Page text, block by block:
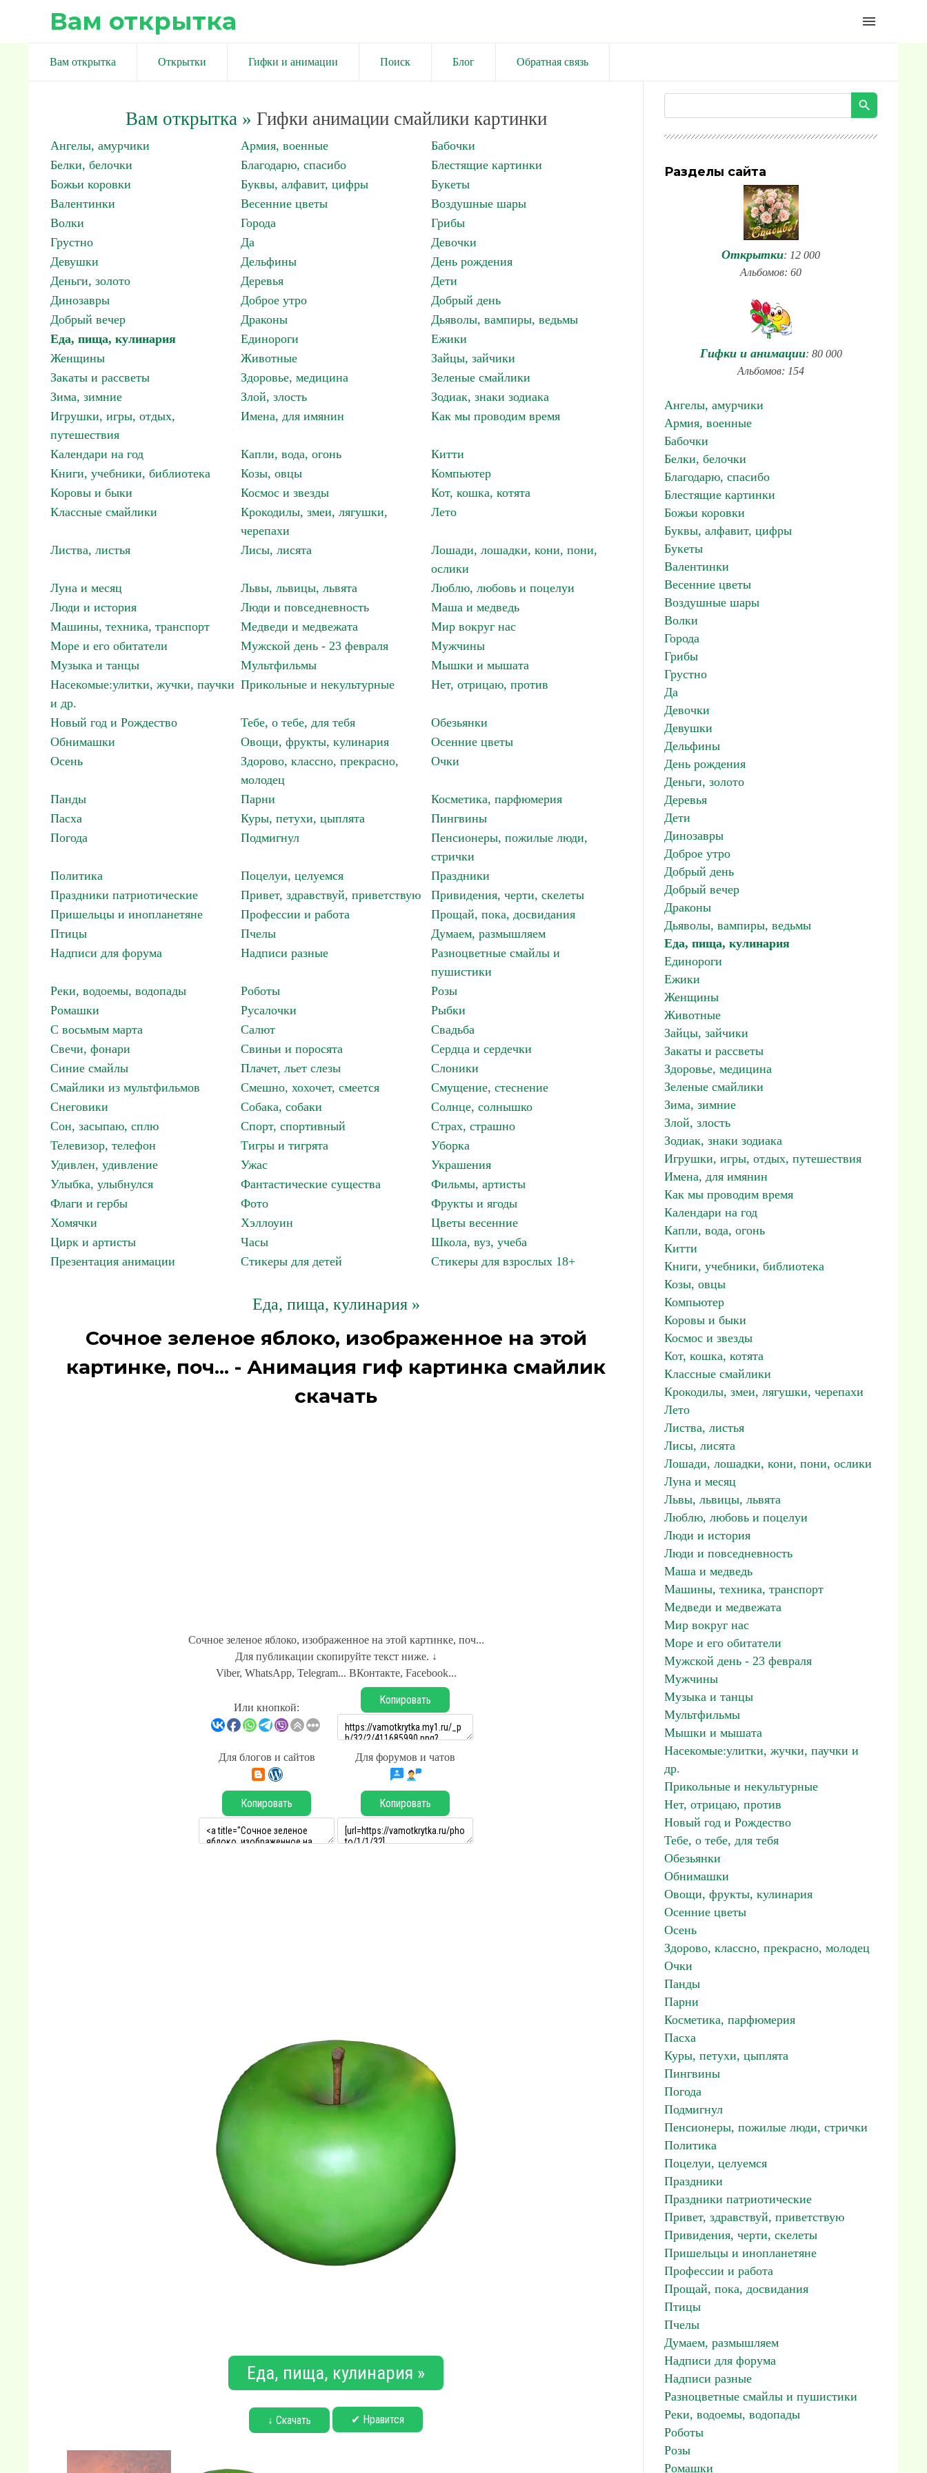
Вам открытка menu
Вам открытка Открытки Гифки и анимации Поиск Блог Обратная связь
Вам открытка» Гифки анимации смайлики картинки
Ангелы, амурчики Армия, военные
Бабочки
Белки, белочки
Благодарю, спасибо
Блестящие картинки
Божьи коровки
Буквы, алфавит, цифры
Букеты
Валентинки
Весенние цветы
Воздушные шары
Волки
Города
Грибы
Грустно
Да
Девочки
Девушки
Дельфины
День рождения
Деньги, золото
Деревья
Дети
Динозавры
Доброе утро
Добрый день
Добрый вечер
Драконы
Дьяволы, вампиры, ведьмы
Еда, пища, кулинария
Единороги
Ежики
Женщины
Животные
Зайцы, зайчики
Закаты и рассветы
Здоровье, медицина
Зеленые смайлики
Зима, зимние
Злой, злость
Зодиак, знаки зодиака
Игрушки, игры, отдых,
путешествия
Имена, для имянин Как мы проводим время
Календари на год Капли, вода, огонь
Китти
Книги, учебники, библиотека
Козы, овцы
Компьютер
Коровы и быки
Космос и звезды
Кот, кошка, котята
Классные смайлики
Крокодилы, змеи, лягушки,
черепахи
Лето
Листва, листья Лисы, лисята
Лошади, лошадки, кони, пони,
ослики
Луна и месяц
Львы, львицы, львята
Люблю, любовь и поцелуи
Люди и история
Люди и повседневность
Маша и медведь
Машины, техника, транспорт
Медведи и медвежата
Мир вокруг нас
Море и его обитатели
Мужской день - 23 февраля
Мужчины
Музыка и танцы
Мультфильмы
Мышки и мышата
Насекомые:улитки, жучки, паучки
и др.
Прикольные и некультурные Нет, отрицаю, против
Новый год и Рождество Тебе, о тебе, для тебя
Обезьянки
Обнимашки
Овощи, фрукты, кулинария
Осенние цветы
Осень
Здорово, классно, прекрасно,
молодец
Очки
Панды Парни
Косметика, парфюмерия
Пасха
Куры, петухи, цыплята
Пингвины
Погода
Подмигнул
Пенсионеры, пожилые люди,
стрички
Политика
Поцелуи, целуемся
Праздники
Праздники патриотические
Привет, здравствуй, приветствую
Привидения, черти, скелеты
Пришельцы и инопланетяне
Профессии и работа
Прощай, пока, досвидания
Птицы
Пчелы
Думаем, размышляем
Надписи для форума
Надписи разные
Разноцветные смайлы и
пушистики
Реки, водоемы, водопады
Роботы
Розы
Ромашки
Русалочки
Рыбки
С восьмым марта
Салют
Свадьба
Свечи, фонари
Свиньи и поросята
Сердца и сердечки
Синие смайлы
Плачет, льет слезы
Слоники
Смайлики из мультфильмов
Смешно, хохочет, смеется
Смущение, стеснение
Снеговики
Собака, собаки
Солнце, солнышко
Сон, засыпаю, сплю
Спорт, спортивный
Страх, страшно
Телевизор, телефон
Тигры и тигрята
Уборка
Удивлен, удивление
Ужас
Украшения
Улыбка, улыбнулся
Фантастические существа
Фильмы, артисты
Флаги и гербы
Фото
Фрукты и ягоды
Хомячки
Хэллоуин
Цветы весенние
Цирк и артисты
Часы
Школа, вуз, учеба
Презентация анимации
Стикеры для детей Стикеры для взрослых 18+
Еда, пища, кулинария »
Сочное зеленое яблоко, изображенное на этой
картинке, поч... - Анимация гиф картинка смайлик
скачать
Сочное зеленое яблоко, изображенное на этой картинке, поч...
Для публикации скопируйте текст ниже. ↓
Viber, WhatsApp, Telegram... ВКонтакте, Facebook...
Или кнопкой:
Копировать
Для блогов и сайтов Для форумов и чатов
Копировать Копировать
Еда, пища, кулинария »
↓ Скачать ✔ Нравится
Разделы сайта
Открытки: 12 000
Альбомов: 60
Гифки и анимации: 80 000
Альбомов: 154
Ангелы, амурчики
Армия, военные
Бабочки
Белки, белочки
Благодарю, спасибо
Блестящие картинки
Божьи коровки
Буквы, алфавит, цифры
Букеты
Валентинки
Весенние цветы
Воздушные шары
Волки
Города
Грибы
Грустно
Да
Девочки
Девушки
Дельфины
День рождения
Деньги, золото
Деревья
Дети
Динозавры
Доброе утро
Добрый день
Добрый вечер
Драконы
Дьяволы, вампиры, ведьмы
Еда, пища, кулинария
Единороги
Ежики
Женщины
Животные
Зайцы, зайчики
Закаты и рассветы
Здоровье, медицина
Зеленые смайлики
Зима, зимние
Злой, злость
Зодиак, знаки зодиака
Игрушки, игры, отдых, путешествия
Имена, для имянин
Как мы проводим время
Календари на год
Капли, вода, огонь
Китти
Книги, учебники, библиотека
Козы, овцы
Компьютер
Коровы и быки
Космос и звезды
Кот, кошка, котята
Классные смайлики
Крокодилы, змеи, лягушки, черепахи
Лето
Листва, листья
Лисы, лисята
Лошади, лошадки, кони, пони, ослики
Луна и месяц
Львы, львицы, львята
Люблю, любовь и поцелуи
Люди и история
Люди и повседневность
Маша и медведь
Машины, техника, транспорт
Медведи и медвежата
Мир вокруг нас
Море и его обитатели
Мужской день - 23 февраля
Мужчины
Музыка и танцы
Мультфильмы
Мышки и мышата
Насекомые:улитки, жучки, паучки и
др.
Прикольные и некультурные
Нет, отрицаю, против
Новый год и Рождество
Тебе, о тебе, для тебя
Обезьянки
Обнимашки
Овощи, фрукты, кулинария
Осенние цветы
Осень
Здорово, классно, прекрасно, молодец
Очки
Панды
Парни
Косметика, парфюмерия
Пасха
Куры, петухи, цыплята
Пингвины
Погода
Подмигнул
Пенсионеры, пожилые люди, стрички
Политика
Поцелуи, целуемся
Праздники
Праздники патриотические
Привет, здравствуй, приветствую
Привидения, черти, скелеты
Пришельцы и инопланетяне
Профессии и работа
Прощай, пока, досвидания
Птицы
Пчелы
Думаем, размышляем
Надписи для форума
Надписи разные
Разноцветные смайлы и пушистики
Реки, водоемы, водопады
Роботы
Розы
Ромашки